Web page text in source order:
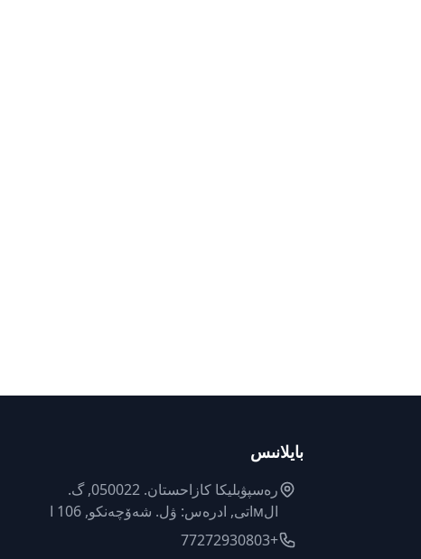
بايلانىس
رەسپۋبليكا كازاحستان. 050022, گ.
الмاتى, ادرەس: ۋل. شەۆچەنكو, 106 ا
+77272930803